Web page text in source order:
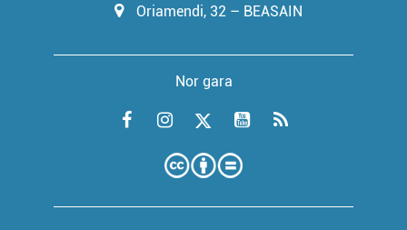
Oriamendi, 32 – BEASAIN
Nor gara